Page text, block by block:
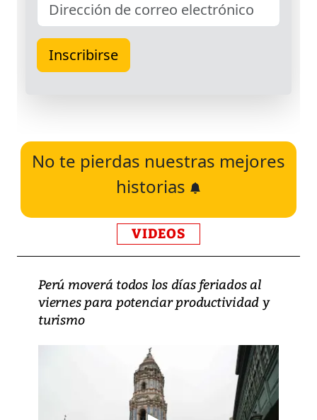
No te pierdas nuestras mejores
historias
VIDEOS
Perú moverá todos los días feriados al
viernes para potenciar productividad y
turismo